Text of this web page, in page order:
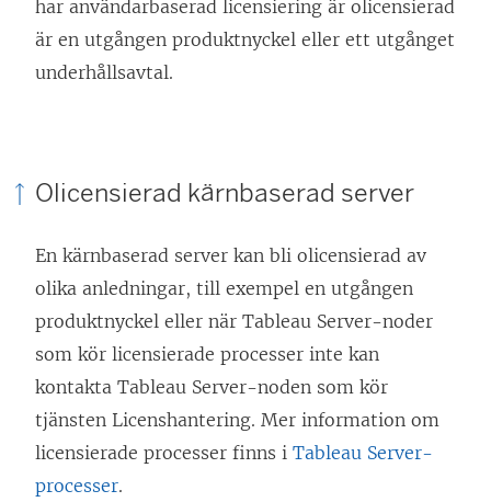
har användarbaserad licensiering är olicensierad
är en utgången produktnyckel eller ett utgånget
underhållsavtal.
Olicensierad kärnbaserad server
En kärnbaserad server kan bli olicensierad av
olika anledningar, till exempel en utgången
produktnyckel eller när Tableau Server-noder
som kör licensierade processer inte kan
kontakta Tableau Server-noden som kör
tjänsten Licenshantering. Mer information om
licensierade processer finns i Tableau Server-
processer.